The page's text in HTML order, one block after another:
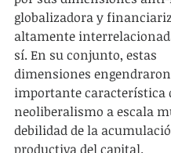
globalizadora y
altamente
sí. En su conjunto, estas
dimensiones
importante característica
neoliberalismo a escala
debilidad de la
productiva del capital.